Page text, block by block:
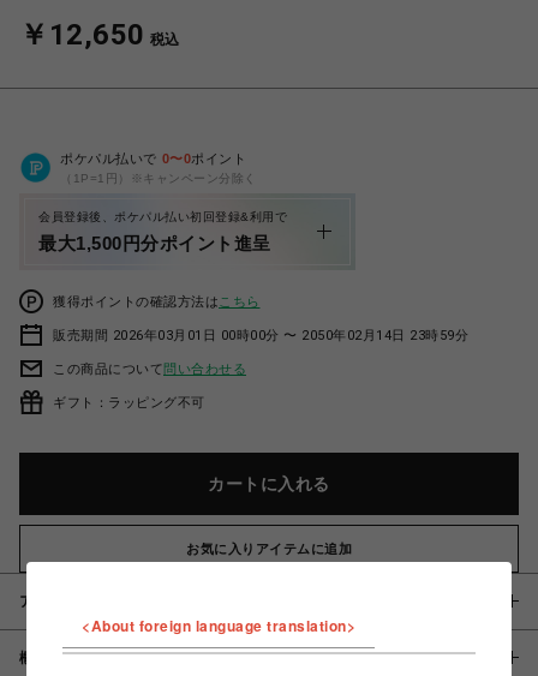
￥12,650 税込
ポケパル払いで 0〜0ポイント
（1P=1円）※キャンペーン分除く
会員登録後、ポケパル払い初回登録&利用で
最大1,500円分ポイント進呈
獲得ポイントの確認方法は こちら
販売期間 2026年03月01日 00時00分 〜 2050年02月14日 23時59分
この商品について問い合わせる
ギフト：ラッピング不可
カートに入れる
お気に入りアイテムに追加
アイテム説明 / 素材
概要
<About foreign language translation>